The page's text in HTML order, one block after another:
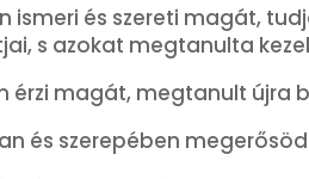
ismeri és szereti magát,
s azokat megtanulta
érzi magát, megtanult újra
és szerepében